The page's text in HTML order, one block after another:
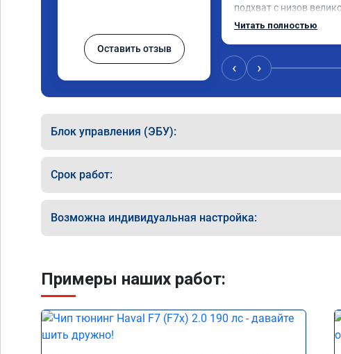
Оставить отзыв
подхват с низов
стала работать
Вообщем доволен как
Рекомендую компанию!
Читать полностью
‹ ›
Блок управления (ЭБУ):
Срок работ:
Возможна индивидуальная настройка:
Примеры наших работ: